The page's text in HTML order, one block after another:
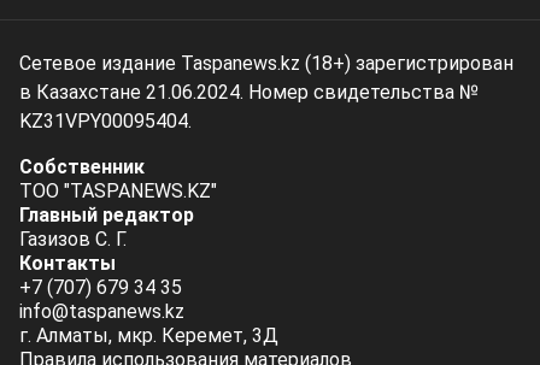
Сетевое издание Taspanews.kz (18+) зарегистрирован
в Казахстане 21.06.2024. Номер свидетельства №
KZ31VPY00095404.
Собственник
ТОО "TASPANEWS.KZ"
Главный редактор
Газизов С. Г.
Контакты
+7 (707) 679 34 35
info@taspanews.kz
г. Алматы, мкр. Керемет, 3Д
Правила использования материалов